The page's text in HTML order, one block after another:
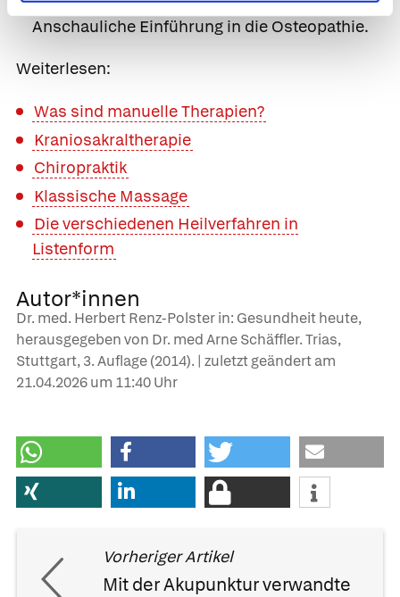
Anschauliche Einführung in die Osteopathie.
Weiterlesen:
Was sind manuelle Therapien?
Kraniosakraltherapie
Chiropraktik
Klassische Massage
Die verschiedenen Heilverfahren in
Listenform
Autor*innen
Dr. med. Herbert Renz-Polster in: Gesundheit heute,
herausgegeben von Dr. med Arne Schäffler. Trias,
Stuttgart, 3. Auflage (2014). | zuletzt geändert am
21.04.2026um 11:40 Uhr
Vorheriger Artikel
Mit der Akupunktur verwandte